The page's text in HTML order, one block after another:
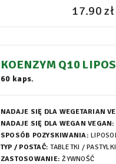
17.90 zł
KOENZYM Q10
ŁKI 290MG
60 kaps.
NADAJE SIĘ DLA WEGETARIAN
NADAJE SIĘ DLA WEGAN VEGAN:
SPOSÓB POZYSKIWANIA:
TYP / POSTAĆ: TABLETKI /
ZASTOSOWANIE: ŻYWNOŚĆ